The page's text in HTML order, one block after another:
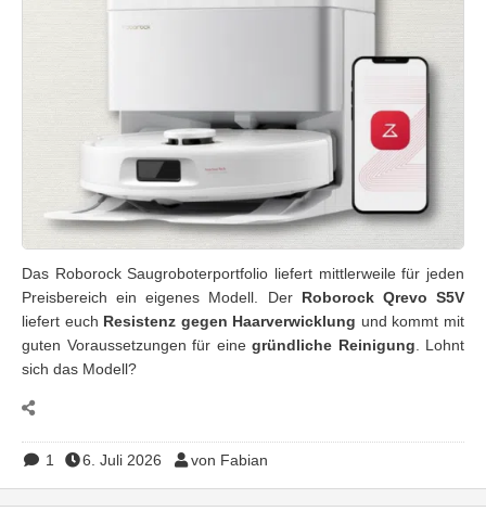
Das Roborock Saugroboterportfolio liefert mittlerweile für jeden
Preisbereich ein eigenes Modell. DerRoborock Qrevo S5V
liefert euch Resistenz gegen Haarverwicklung und kommt mit
guten Voraussetzungen für eine gründliche Reinigung . Lohnt
sich das Modell?
1 6. Juli 2026 von Fabian